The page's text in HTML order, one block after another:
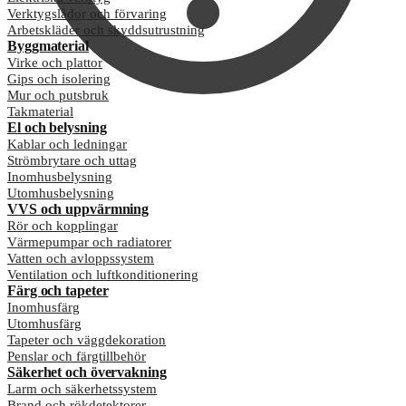
Verktygslådor och förvaring
Arbetskläder och skyddsutrustning
Byggmaterial
Virke och plattor
Gips och isolering
Mur och putsbruk
Takmaterial
El och belysning
Kablar och ledningar
Strömbrytare och uttag
Inomhusbelysning
Utomhusbelysning
VVS och uppvärmning
Rör och kopplingar
Värmepumpar och radiatorer
Vatten och avloppssystem
Ventilation och luftkonditionering
Färg och tapeter
Inomhusfärg
Utomhusfärg
Tapeter och väggdekoration
Penslar och färgtillbehör
Säkerhet och övervakning
Larm och säkerhetssystem